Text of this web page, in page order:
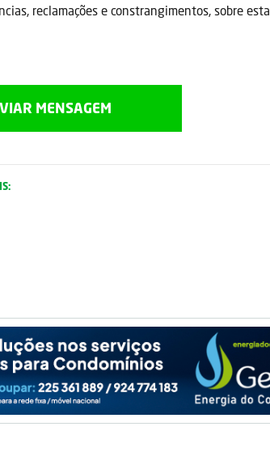
reclamações e constrangimentos, sobre esta
MENSAGEM